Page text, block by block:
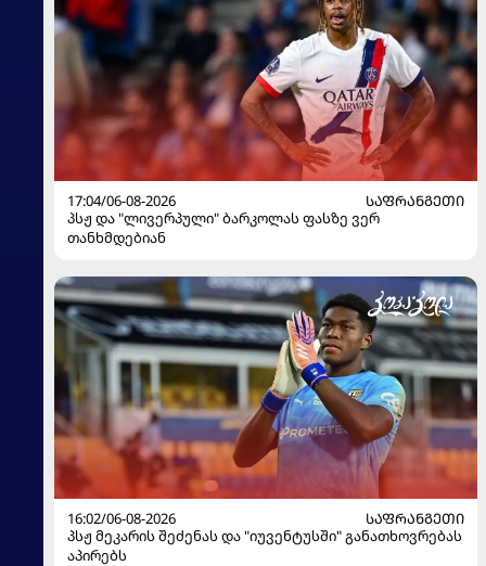
17:04/06-08-2026
ᲡᲐᲤᲠᲐᲜᲒᲔᲗᲘ
პსჟ და "ლივერპული" ბარკოლას ფასზე ვერ
თანხმდებიან
16:02/06-08-2026
ᲡᲐᲤᲠᲐᲜᲒᲔᲗᲘ
პსჟ მეკარის შეძენას და "იუვენტუსში" განათხოვრებას
აპირებს